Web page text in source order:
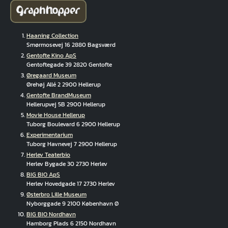
Haaning Collection
Smørmosevej 16 2880 Bagsværd
Gentofte Kino ApS
Gentoftegade 39 2820 Gentofte
Øregaard Museum
Ørehøj Allé 2 2900 Hellerup
Gentofte BrandMuseum
Hellerupvej 5B 2900 Hellerup
Movie House Hellerup
Tuborg Boulevard 6 2900 Hellerup
Experimentarium
Tuborg Havnevej 7 2900 Hellerup
Herlev Teaterbio
Herlev Bygade 30 2730 Herlev
BIG BIO ApS
Herlev Hovedgade 17 2730 Herlev
Østerbro Lille Museum
Nyborggade 9 2100 København Ø
BIG BIO Nordhavn
Hamborg Plads 6 2150 Nordhavn